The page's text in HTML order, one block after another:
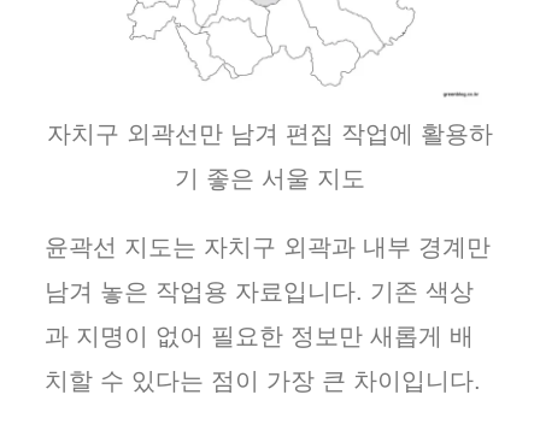
자치구 외곽선만 남겨 편집 작업에 활용하
기 좋은 서울 지도
윤곽선 지도는 자치구 외곽과 내부 경계만
남겨 놓은 작업용 자료입니다. 기존 색상
과 지명이 없어 필요한 정보만 새롭게 배
치할 수 있다는 점이 가장 큰 차이입니다.